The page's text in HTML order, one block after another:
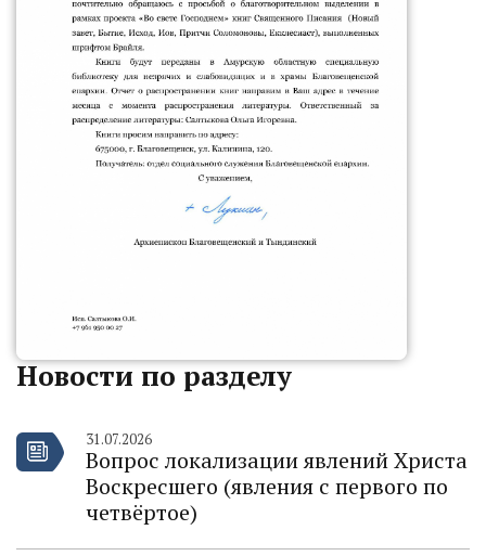
Новости по разделу
31.07.2026
Вопрос локализации явлений Христа
Воскресшего (явления с первого по
четвёртое)